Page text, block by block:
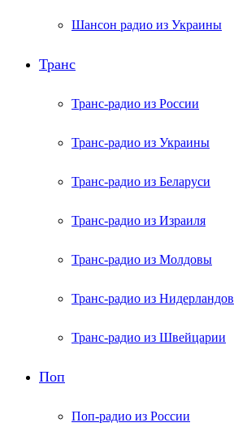
Шансон радио из Украины
Транс
Транс-радио из России
Транс-радио из Украины
Транс-радио из Беларуси
Транс-радио из Израиля
Транс-радио из Молдовы
Транс-радио из Нидерландов
Транс-радио из Швейцарии
Поп
Поп-радио из России